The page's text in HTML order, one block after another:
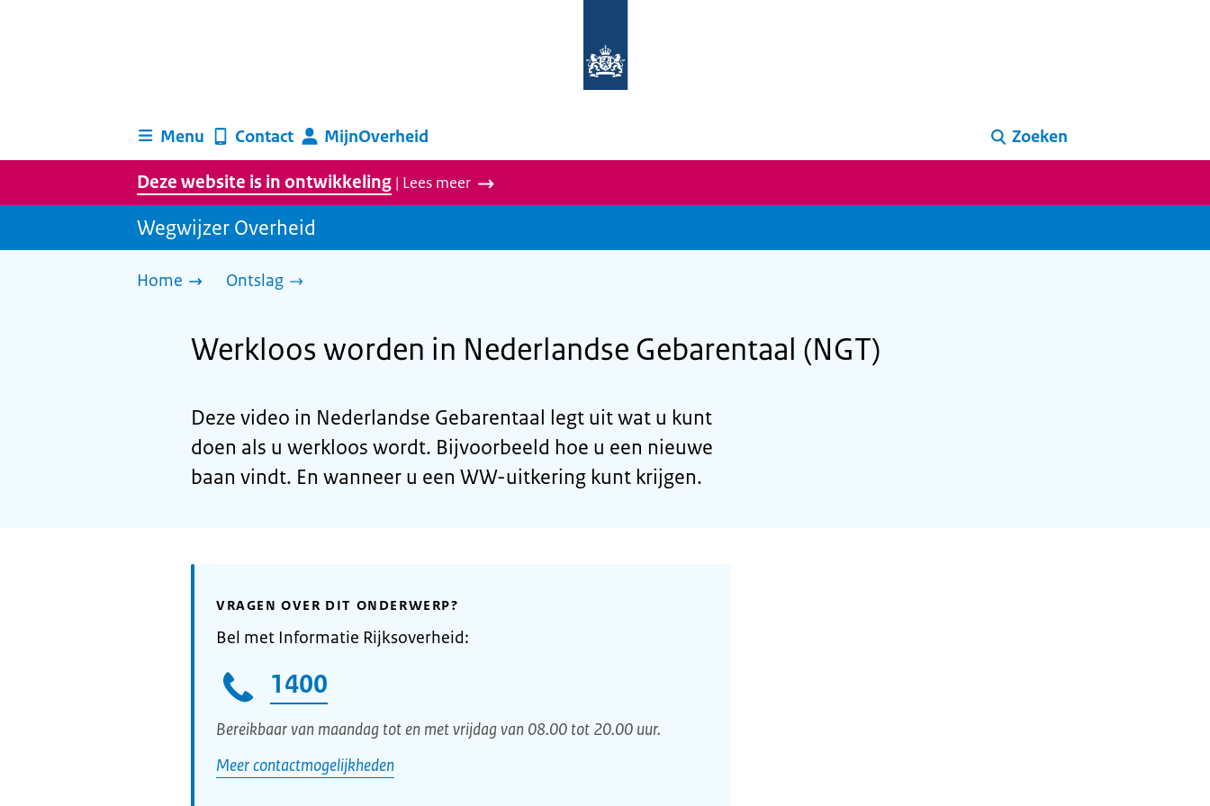
homepage
Menu
Contact MijnOverheid Zoeken
Deze website is in ontwikkeling | Lees meer
Wegwijzer Overheid
Home Ontslag
Werkloos worden in Nederlandse Gebarentaal (NGT)
Deze video in Nederlandse Gebarentaal legt uit wat u kunt
doen als u werkloos wordt. Bijvoorbeeld hoe u een nieuwe
baan vindt. En wanneer u een WW-uitkering kunt krijgen.
VRAGEN OVER DIT ONDERWERP?
Bel met Informatie Rijksoverheid:
1400
Bereikbaar van maandag tot en met vrijdag van 08.00 tot 20.00 uur.
Meer contactmogelijkheden